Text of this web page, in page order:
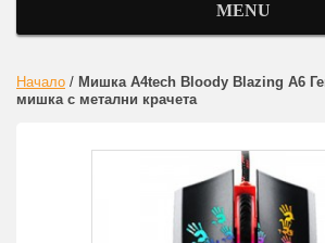
MENU
Начало / Мишка A4tech Bloody Blazing A6
мишка с метални крачета